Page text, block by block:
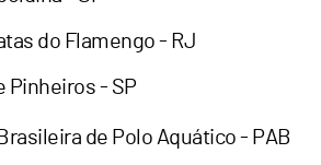
do Flamengo - RJ
Pinheiros - SP
Brasileira de Polo Aquático - PAB